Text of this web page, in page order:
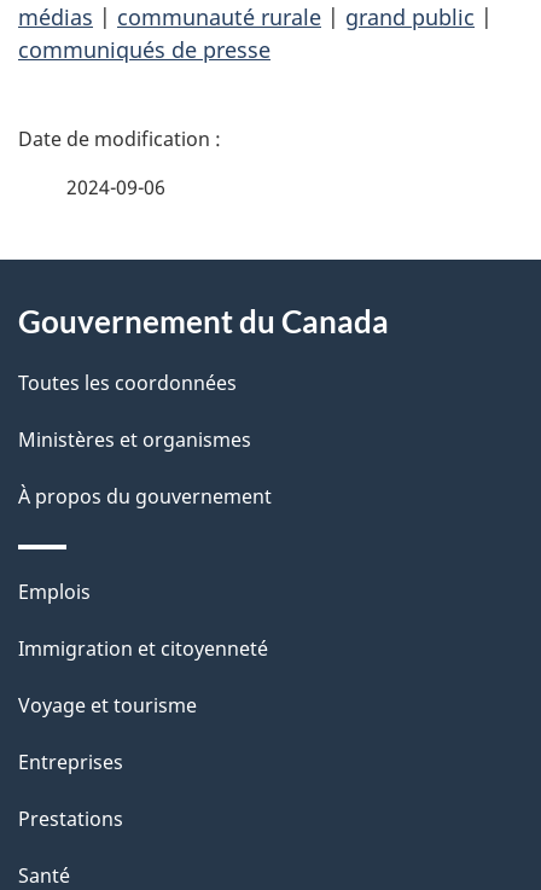
médias | communauté rurale | grand public |
communiqués de presse
D
i
l
s
d
e
l
a
p
a
g
e
2024-09-06
propos
de
ce
site
Gouvernement du Canada
Toutes les coordonnées
Ministères et organismes
À propos du gouvernement
Thèmes
sujets
Emplois
Immigration et citoyenneté
Voyage et tourisme
Entreprises
Prestations
Santé